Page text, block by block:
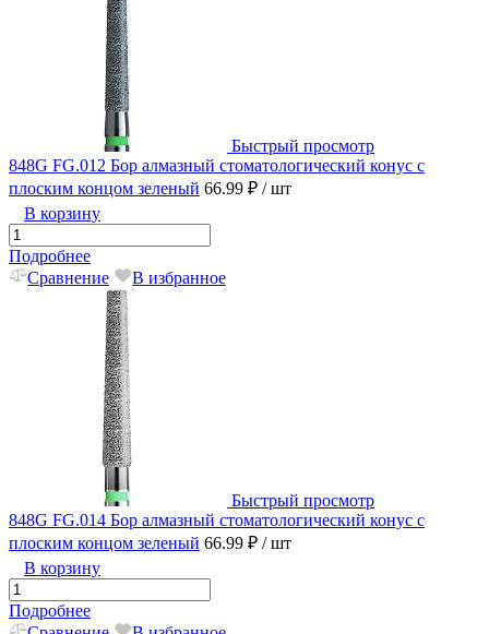
Быстрый просмотр
848G FG.012 Бор алмазный стоматологический конус с
плоским концом зеленый 66.99 ₽ / шт
В корзину
Подробнее
Сравнение
В избранное
Быстрый просмотр
848G FG.014 Бор алмазный стоматологический конус с
плоским концом зеленый 66.99 ₽ / шт
В корзину
Подробнее